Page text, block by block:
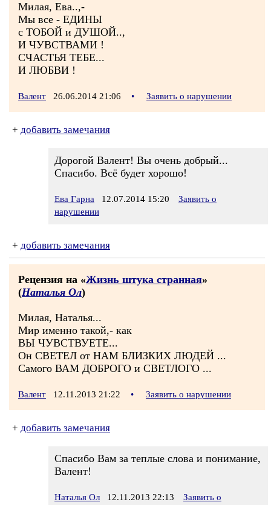
Милая, Ева..,-
Мы все - ЕДИНЫ
с ТОБОЙ и ДУШОЙ..,
И ЧУВСТВАМИ !
СЧАСТЬЯ ТЕБЕ...
И ЛЮБВИ !
Валент 26.06.2014 21:06 • Заявить о нарушении
+ добавить замечания
Дорогой Валент! Вы очень добрый...
Спасибо. Всё будет хорошо!
Ева Гарна 12.07.2014 15:20
Заявить о
нарушении
+ добавить замечания
Рецензия на «Жизнь штука странная»
(Наталья Ол)
Милая, Наталья...
Мир именно такой,- как
ВЫ ЧУВСТВУЕТЕ...
Он СВЕТЕЛ от НАМ БЛИЗКИХ ЛЮДЕЙ ...
Самого ВАМ ДОБРОГО и СВЕТЛОГО ...
Валент 12.11.2013 21:22 • Заявить о нарушении
+ добавить замечания
Спасибо Вам за теплые слова и понимание,
Валент!
Наталья Ол 12.11.2013 22:13 Заявить о